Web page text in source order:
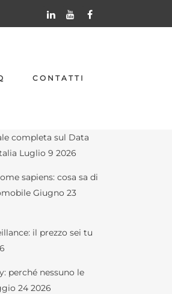
CONTATTI
completa sul Data
Luglio 9 2026
sapiens: cosa sa di
Giugno 23
il prezzo sei tu
perché nessuno le
24 2026